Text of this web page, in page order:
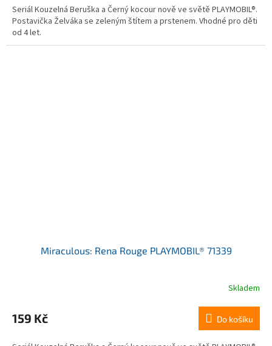
Seriál Kouzelná Beruška a Černý kocour nově ve světě PLAYMOBIL®.
Postavička Želváka se zeleným štítem a prstenem. Vhodné pro děti
od 4 let.
Miraculous: Rena Rouge PLAYMOBIL® 71339
Skladem
159 Kč Do košíku